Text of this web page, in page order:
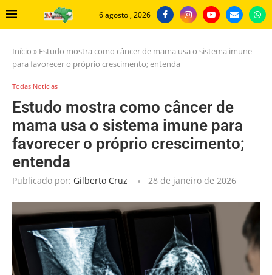
6 agosto , 2026
Início » Estudo mostra como câncer de mama usa o sistema imune
para favorecer o próprio crescimento; entenda
Todas Noticias
Estudo mostra como câncer de
mama usa o sistema imune para
favorecer o próprio crescimento;
entenda
Publicado por: Gilberto Cruz 28 de janeiro de 2026